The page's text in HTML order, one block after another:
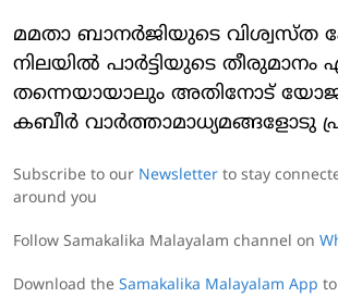
മമതാ ബാനർജിയുടെ വിശ്വസ്‌ത
നിലയിൽ പാർട്ടിയുടെ
തന്നെയായാലും അതിനോട്‌
കബീർ വാർത്താമാധ്യമങ്ങളോടു
Subscribe to our Newsletter to stay
around you
Follow Samakalika Malayalam channel on
Download the Samakalika Malayalam App